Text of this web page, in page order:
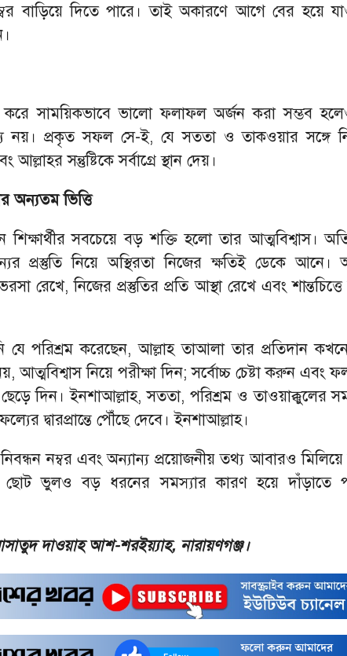
বাড়িয়ে দিতে পারে। তাই অকারণে আগে বের হয়ে
সাময়িকভাবে ভালো ফলাফল অর্জন করা সম্ভব
নয়। প্রকৃত সফল সে-ই, যে সততা ও তাকওয়ার সঙ্গে
সন্তুষ্টিকে সর্বাগ্রে স্থান দেয়।
অন্যতম ভিত্তি
সবচেয়ে বড় শক্তি হলো তার আত্মবিশ্বাস।
প্রস্তুতি নিয়ে অস্থিরতা নিজের ক্ষতিই ডেকে আনে।
রেখে, নিজের প্রস্তুতির প্রতি আস্থা রেখে এবং শান্তচিত্তে
পরিশ্রম করেছেন, আল্লাহ তাআলা তার প্রতিদান
আত্মবিশ্বাস নিয়ে পরীক্ষা দিন; সর্বোচ্চ চেষ্টা করুন এবং
দিন। ইনশাআল্লাহ, সততা, পরিশ্রম ও তাওয়াক্কুলের
দ্বারপ্রান্তে পৌঁছে দেবে। ইনশাআল্লাহ।
নম্বর এবং অন্যান্য প্রয়োজনীয় তথ্য আবারও মিলিয়ে
ভুলও বড় ধরনের সমস্যার কারণ হয়ে দাঁড়াতে
দাওয়াহ আশ-শরইয়্যাহ, নারায়ণগঞ্জ।